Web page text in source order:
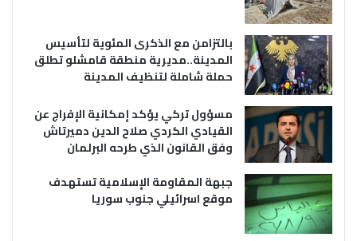
بالتزامن مع الذكرى المئوية لتأسيس
المدينة..مديرية منطقة قامشلو تطلق
حملة شاملة لتنظيف المدينة
مسؤول تركي يؤكد إمكانية الإفراج عن
القيادي الكردي صلاح الدين دميرتاش
وفق القانون الذي طرحه البرلمان
جبهة المقاومة الإسلامية تستهدف
موقع اسرائيلي جنوب سوريا